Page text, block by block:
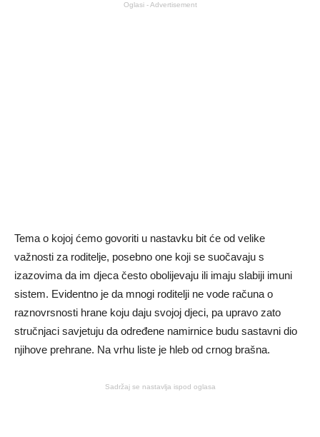
Oglasi - Advertisement
Tema o kojoj ćemo govoriti u nastavku bit će od velike
važnosti za roditelje, posebno one koji se suočavaju s
izazovima da im djeca često obolijevaju ili imaju slabiji imuni
sistem. Evidentno je da mnogi roditelji ne vode računa o
raznovrsnosti hrane koju daju svojoj djeci, pa upravo zato
stručnjaci savjetuju da određene namirnice budu sastavni dio
njihove prehrane. Na vrhu liste je hleb od crnog brašna.
Sadržaj se nastavlja ispod oglasa